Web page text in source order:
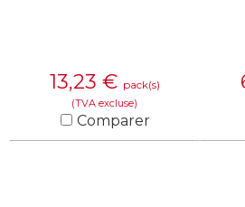
13,23 € pack(s)
(TVA excluse)
Comparer